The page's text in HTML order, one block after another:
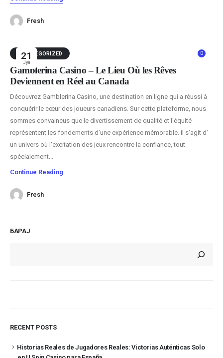
Fresh
21
Јул
0
UNCATEGORIZED
Gamblerina Casino – Le Lieu Où les Rêves
Deviennent en Réel au Canada
Découvrez Gamblerina Casino, une destination en ligne qui a réussi à
conquérir le cœur des joueurs canadiens. Sur cette plateforme, nous
sommes convaincus que le divertissement de qualité et l'équité
représentent les fondements d'une expérience mémorable. Il s'agit d'
un univers où l'excitation des jeux rencontre la confiance, tout
spécialement...
Continue Reading
Fresh
БАРАЈ
RECENT POSTS
Historias Reales de Jugadores Reales: Victorias Auténticas Solo